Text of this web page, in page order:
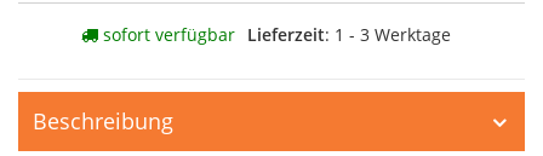
sofort verfügbar Lieferzeit: 1 - 3 Werktage
Beschreibung